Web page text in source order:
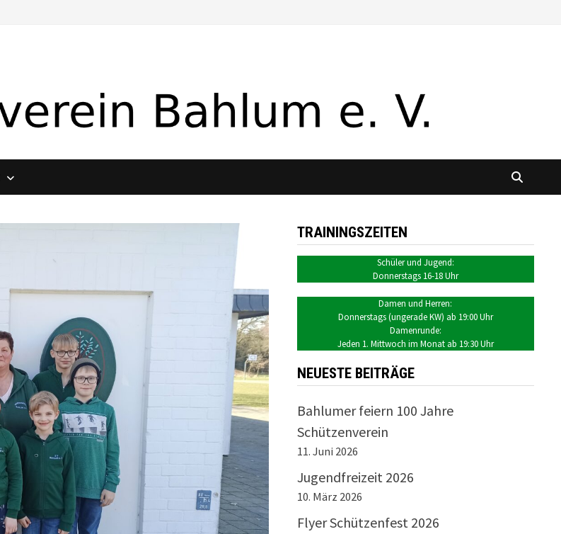
TRAININGSZEITEN
Schüler und Jugend:
Donnerstags 16-18 Uhr
Damen und Herren:
Donnerstags (ungerade KW) ab 19:00 Uhr
Damenrunde:
Jeden 1. Mittwoch im Monat ab 19:30 Uhr
NEUESTE BEITRÄGE
Bahlumer feiern 100 Jahre
Schützenverein
11. Juni 2026
Jugendfreizeit 2026
10. März 2026
Flyer Schützenfest 2026